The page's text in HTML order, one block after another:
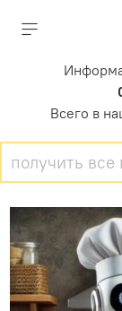
Всего в